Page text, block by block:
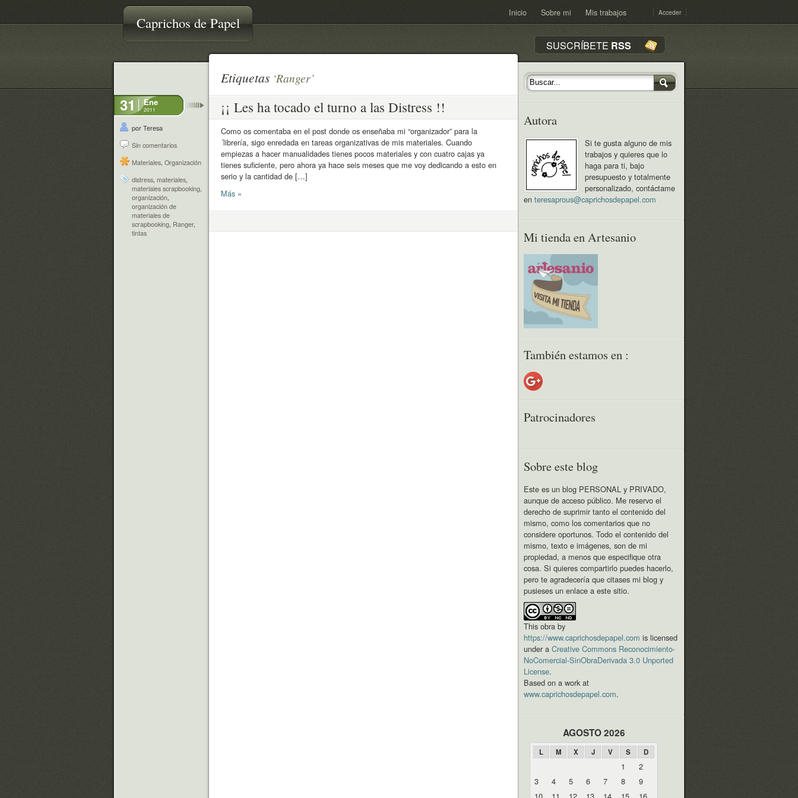
Caprichos de Papel
Acceder
Inicio Sobre mi Mis trabajos
SUSCRÍBETE RSS
Etiquetas ‘Ranger’
31 Ene
2011
por Teresa
Sin comentarios
Materiales, Organización
distress, materiales,
materiales scrapbooking,
organización,
organización de
materiales de
scrapbooking, Ranger,
tintas
¡¡ Les ha tocado el turno a las Distress !!
Como os comentaba en el post donde os enseñaba mi “organizador” para la
´librería, sigo enredada en tareas organizativas de mis materiales. Cuando
empiezas a hacer manualidades tienes pocos materiales y con cuatro cajas ya
tienes suficiente, pero ahora ya hace seis meses que me voy dedicando a esto en
serio y la cantidad de […]
Más »
Autora
Si te gusta alguno de mis
trabajos y quieres que lo
haga para ti, bajo
presupuesto y totalmente
personalizado, contáctame
en teresaprous@caprichosdepapel.com
Mi tienda en Artesanio
También estamos en :
Patrocinadores
Sobre este blog
Este es un blog PERSONAL y PRIVADO,
aunque de acceso público. Me reservo el
derecho de suprimir tanto el contenido del
mismo, como los comentarios que no
considere oportunos. Todo el contenido del
mismo, texto e imágenes, son de mi
propiedad, a menos que especifique otra
cosa. Si quieres compartirlo puedes hacerlo,
pero te agradecería que citases mi blog y
pusieses un enlace a este sitio.
This obra by
https://www.caprichosdepapel.com is licensed
under a Creative Commons Reconocimiento-
NoComercial-SinObraDerivada 3.0 Unported
License.
Based on a work at
www.caprichosdepapel.com.
AGOSTO 2026
L M X J V S D
1
2
3
4 5 6 7 8
9